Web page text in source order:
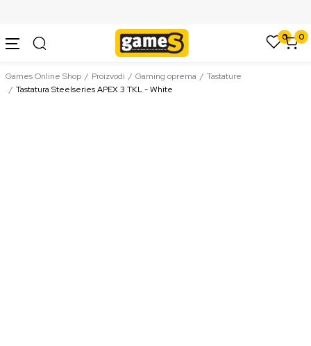
0 0
Games Online Shop Proizvodi Gaming oprema
Tastature
Tastatura Steelseries APEX 3 TKL - White